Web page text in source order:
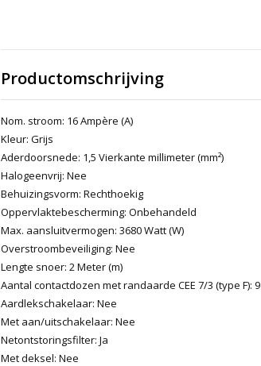
Productomschrijving
Nom. stroom: 16 Ampère (A)
Kleur: Grijs
Aderdoorsnede: 1,5 Vierkante millimeter (mm²)
Halogeenvrij: Nee
Behuizingsvorm: Rechthoekig
Oppervlaktebescherming: Onbehandeld
Max. aansluitvermogen: 3680 Watt (W)
Overstroombeveiliging: Nee
Lengte snoer: 2 Meter (m)
Aantal contactdozen met randaarde CEE 7/3 (type F): 9
Aardlekschakelaar: Nee
Met aan/uitschakelaar: Nee
Netontstoringsfilter: Ja
Met deksel: Nee